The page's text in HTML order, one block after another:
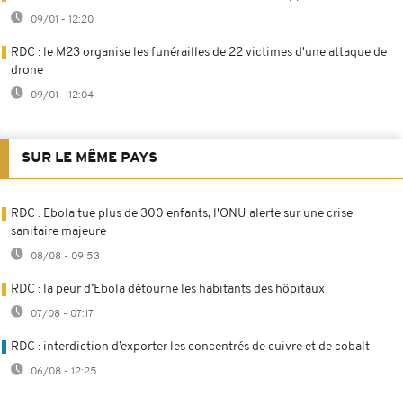
09/01 - 12:20
RDC : le M23 organise les funérailles de 22 victimes d'une attaque de
drone
09/01 - 12:04
SUR LE MÊME PAYS
RDC : Ebola tue plus de 300 enfants, l'ONU alerte sur une crise
sanitaire majeure
08/08 - 09:53
RDC : la peur d’Ebola détourne les habitants des hôpitaux
07/08 - 07:17
RDC : interdiction d’exporter les concentrés de cuivre et de cobalt
06/08 - 12:25